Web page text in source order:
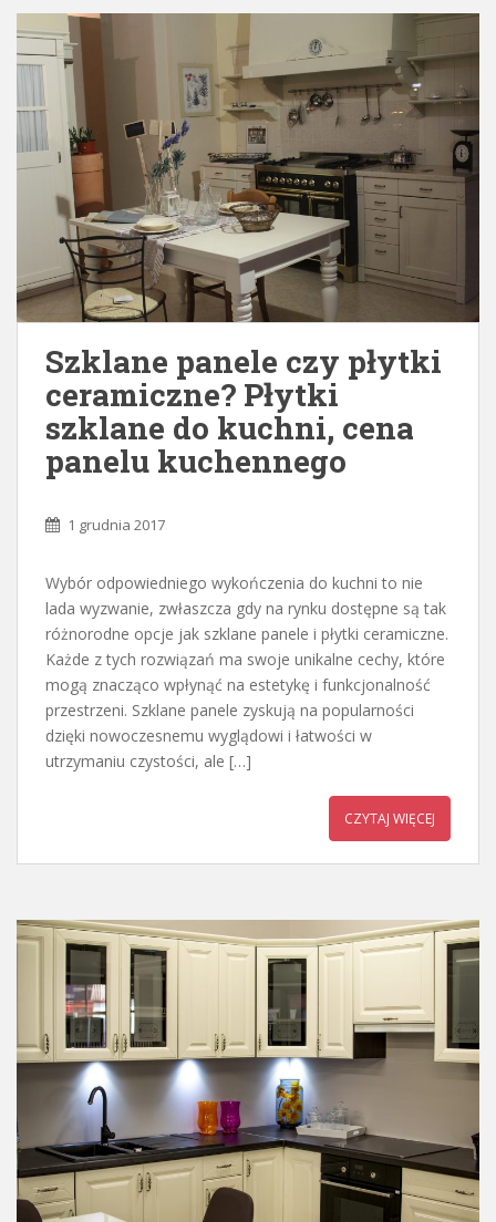
Szklane panele czy płytki
ceramiczne? Płytki
szklane do kuchni, cena
panelu kuchennego
1 grudnia 2017
Wybór odpowiedniego wykończenia do kuchni to nie
lada wyzwanie, zwłaszcza gdy na rynku dostępne są tak
różnorodne opcje jak szklane panele i płytki ceramiczne.
Każde z tych rozwiązań ma swoje unikalne cechy, które
mogą znacząco wpłynąć na estetykę i funkcjonalność
przestrzeni. Szklane panele zyskują na popularności
dzięki nowoczesnemu wyglądowi i łatwości w
utrzymaniu czystości, ale […]
CZYTAJ WIĘCEJ